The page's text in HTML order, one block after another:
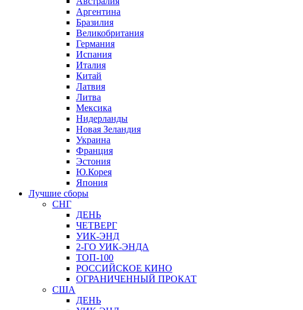
Аргентина
Бразилия
Великобритания
Германия
Испания
Италия
Китай
Латвия
Литва
Мексика
Нидерланды
Новая Зеландия
Украина
Франция
Эстония
Ю.Корея
Япония
Лучшие сборы
СНГ
ДЕНЬ
ЧЕТВЕРГ
УИК-ЭНД
2-ГО УИК-ЭНДА
ТОП-100
РОССИЙСКОЕ КИНО
ОГРАНИЧЕННЫЙ ПРОКАТ
США
ДЕНЬ